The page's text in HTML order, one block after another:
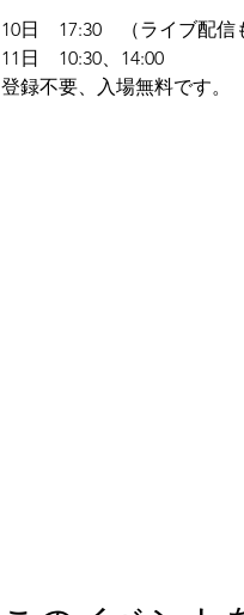
10日　17:30　（ライブ配信
11日　10:30、14:00
登録不要、入場無料です。